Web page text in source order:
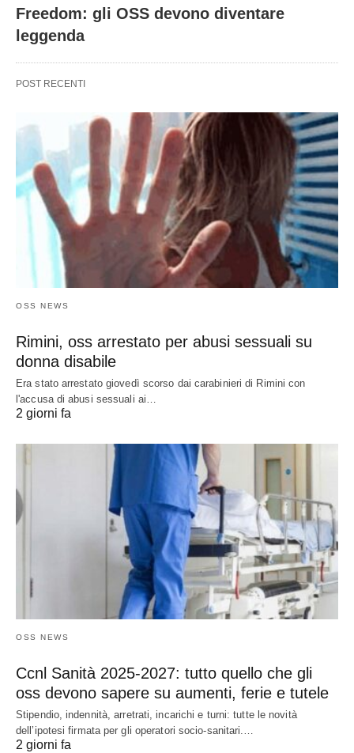
Freedom: gli OSS devono diventare
leggenda
POST RECENTI
OSS NEWS
Rimini, oss arrestato per abusi sessuali su
donna disabile
Era stato arrestato giovedì scorso dai carabinieri di Rimini con
l'accusa di abusi sessuali ai…
2 giorni fa
OSS NEWS
Ccnl Sanità 2025-2027: tutto quello che gli
oss devono sapere su aumenti, ferie e tutele
Stipendio, indennità, arretrati, incarichi e turni: tutte le novità
dell’ipotesi firmata per gli operatori socio-sanitari.…
2 giorni fa